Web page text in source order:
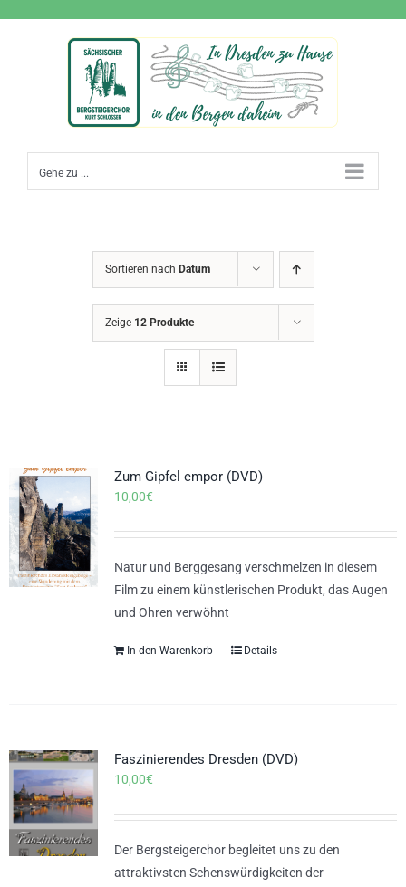
Gehe zu ...
Sortieren nach Datum
Zeige 12 Produkte
Zum Gipfel empor (DVD)
10,00€
Natur und Berggesang verschmelzen in diesem
Film zu einem künstlerischen Produkt, das Augen
und Ohren verwöhnt
In den Warenkorb Details
Faszinierendes Dresden (DVD)
10,00€
Der Bergsteigerchor begleitet uns zu den
attraktivsten Sehenswürdigkeiten der